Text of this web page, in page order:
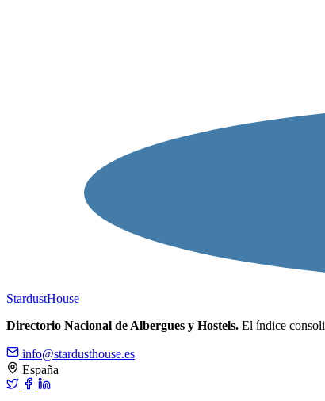
StardustHouse
Directorio Nacional de Albergues y Hostels. El índice
info@stardusthouse.es
España